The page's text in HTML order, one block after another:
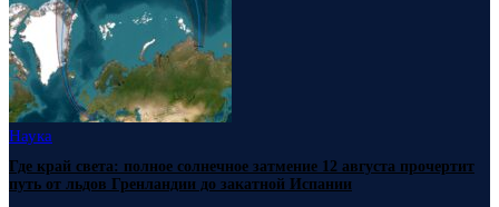
Наука
Где край света: полное солнечное затмение 12 августа прочертит
путь от льдов Гренландии до закатной Испании